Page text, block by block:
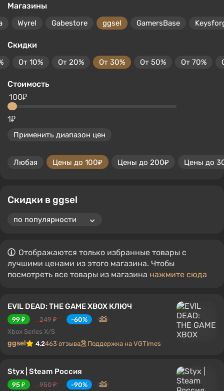
Магазины
Wyrel Gabestore ggsel GamersBase
Скидки
От 10% От 20% От 30% От 50% От 70%
Стоимость
1₽
100₽
Применить диапазон цен
Любая Цены до 100₽ Цены до 200₽ Цены до
Скидки в ggsel
Отображаются только избранные товары с
лучшими ценами из этого магазина. Чтобы
посмотреть все товары из магазина нажмите сюда
EVIL DEAD: THE GAME XBOX КЛЮЧ
99 ₽ 249 ₽
-60%
Xbox Series X/S
ggsel 4.2463 отзыва Поддержка на VGTimes
Styx | Steam Россия
95 ₽ 950 ₽
-90%